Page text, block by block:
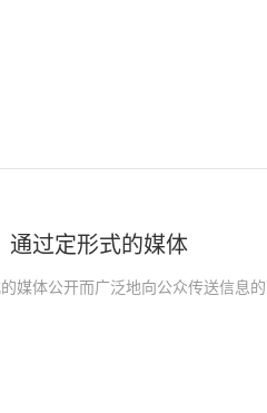
通过定形式的媒体
媒体公开而广泛地向公众传送信息